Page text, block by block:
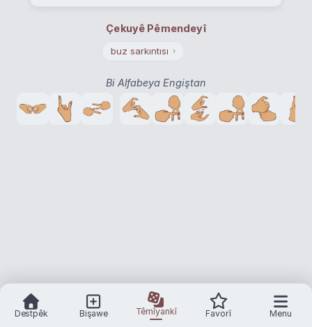
Çekuyê Pêmendeyî
buz sarkıntısı ›
Bi Alfabeya Engiştan
Destpêk Bişawe Têmîyankî Favorî Menu